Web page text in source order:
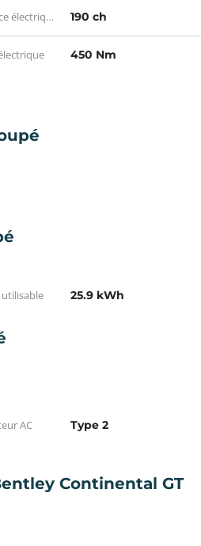
CH 190 ch
450 Nm
25.9 kWh
AC Type 2
Continental GT